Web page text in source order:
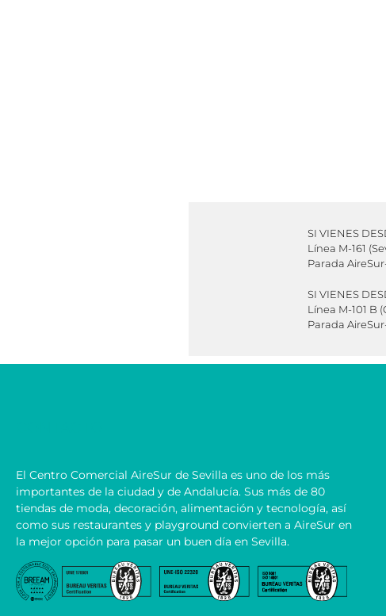
SI VIENES
Línea M-161
Parada
SI VIENES
Línea M-101 B
Parada
El Centro Comercial AireSur de Sevilla es uno de los más
importantes de la ciudad y de Andalucía. Sus más de 80
tiendas de moda, decoración, alimentación y tecnología, así
como sus restaurantes y playground convierten a AireSur en
la mejor opción para pasar un buen día en Sevilla.